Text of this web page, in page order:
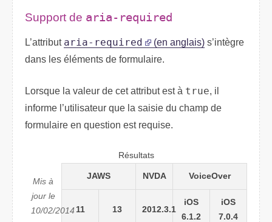
Support de aria-required
L’attribut aria-required (en anglais) s’intègre
dans les éléments de formulaire.
Lorsque la valeur de cet attribut est à true, il
informe l’utilisateur que la saisie du champ de
formulaire en question est requise.
Résultats
Mis à
jour le
10/02/2014
JAWS NVDA VoiceOver
11 13 2012.3.1
iOS
6.1.2
iOS
7.0.4